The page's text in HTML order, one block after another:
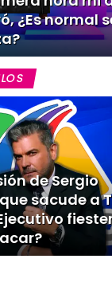
¿Es normal
de Sergio
sacude a